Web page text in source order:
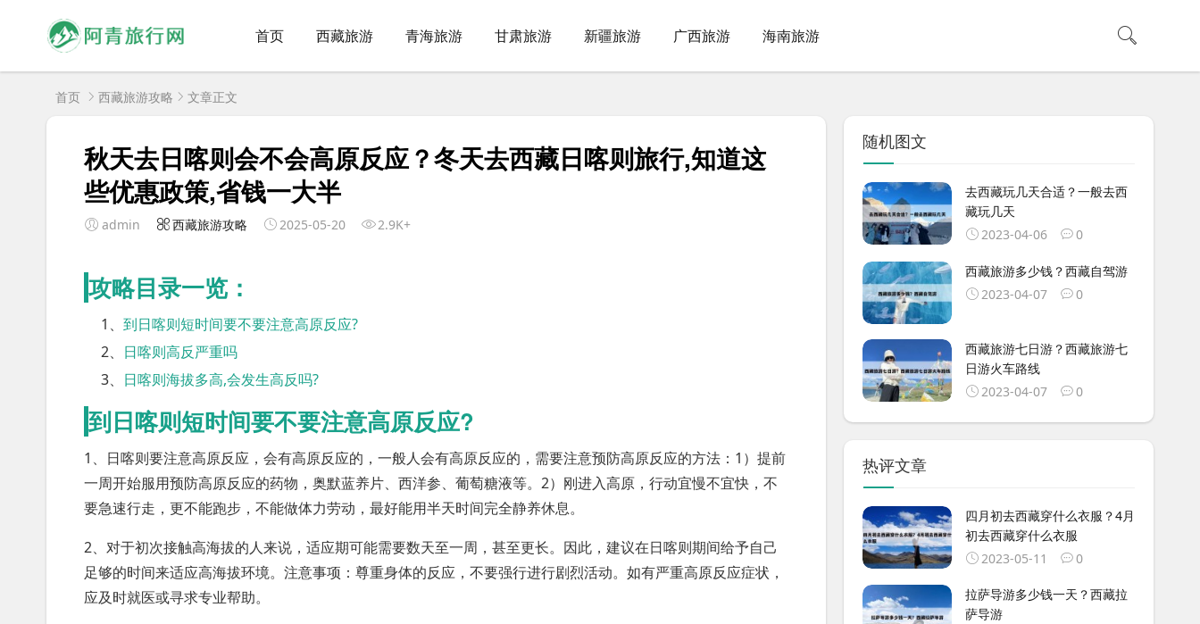
首页 西藏旅游 青海旅游 甘肃旅游 新疆旅游 广西旅游 海南旅游
首页 西藏旅游攻略 文章正文
秋天去日喀则会不会高原反应？冬天去西藏日喀则旅行,知道这
些优惠政策,省钱一大半
admin 西藏旅游攻略 2025-05-20 2.9K+
攻略目录一览：
1、到日喀则短时间要不要注意高原反应?
2、 日喀则高反严重吗
3、 日喀则海拔多高,会发生高反吗?
到日喀则短时间要不要注意高原反应?
1、日喀则要注意高原反应，会有高原反应的，一般人会有高原反应的，需要注意预防高原反应的方法：1）提前
一周开始服用预防高原反应的药物，奥默蓝养片、西洋参、葡萄糖液等。2）刚进入高原，行动宜慢不宜快，不
要急速行走，更不能跑步，不能做体力劳动，最好能用半天时间完全静养休息。
2、对于初次接触高海拔的人来说，适应期可能需要数天至一周，甚至更长。因此，建议在日喀则期间给予自己
足够的时间来适应高海拔环境。注意事项：尊重身体的反应，不要强行进行剧烈活动。如有严重高原反应症状，
应及时就医或寻求专业帮助。
随机图文
去西藏玩几天合适？一般去西
藏玩几天
2023-04-06
0
西藏旅游多少钱？西藏自驾游
2023-04-07
0
西藏旅游七日游？西藏旅游七
日游火车路线
2023-04-07
0
热评文章
四月初去西藏穿什么衣服？4月
初去西藏穿什么衣服
2023-05-11
0
拉萨导游多少钱一天？西藏拉
萨导游